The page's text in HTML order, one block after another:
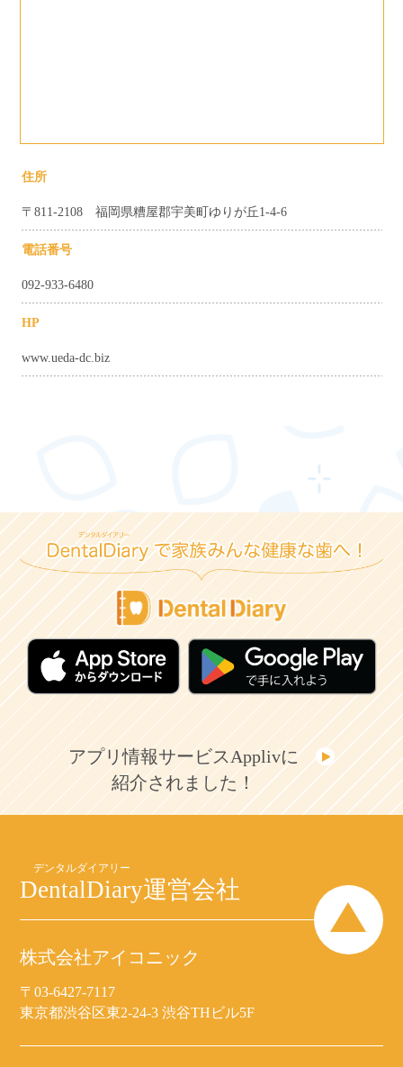
住所
〒811-2108 福岡県糟屋郡宇美町ゆりが丘1-4-6
電話番号
092-933-6480
HP
www.ueda-dc.biz
アプリ情報サービスApplivに
紹介されました！
DentalDiary運営会社
株式会社アイコニック
〒03-6427-7117
東京都渋谷区東2-24-3 渋谷THビル5F